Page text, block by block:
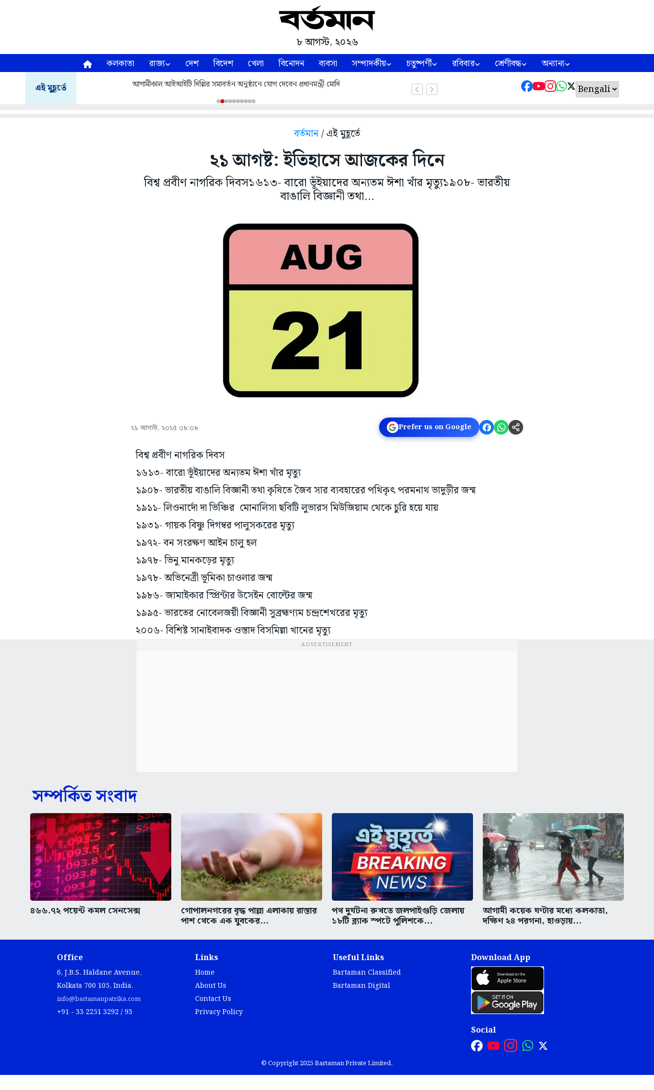
৮ আগস্ট, ২০২৬
কলকাতা রাজ্য দেশ বিদেশ খেলা বিনোদন ব্যবসা সম্পাদকীয় চতুষ্পর্ণী রবিবার শ্রেণীবদ্ধ অন্যান্য
এই মুহূর্তে আগামীকাল আইআইটি দিল্লির সমাবর্তন অনুষ্ঠানে যোগ দেবেন প্রধানমন্ত্রী মোদি
বর্তমান/ এই মুহূর্তে
২১ আগষ্ট: ইতিহাসে আজকের দিনে
বিশ্ব প্রবীণ নাগরিক দিবস১৬১৩- বারো ভূঁইয়াদের অন্যতম ঈশা খাঁর মৃত্যু১৯০৮- ভারতীয়
বাঙালি বিজ্ঞানী তথা...
২১ আগস্ট, ২০২৫ ০৮:০৮ Prefer us on Google
বিশ্ব প্রবীণ নাগরিক দিবস
১৬১৩- বারো ভূঁইয়াদের অন্যতম ঈশা খাঁর মৃত্যু
১৯০৮- ভারতীয় বাঙালি বিজ্ঞানী তথা কৃষিতে জৈব সার ব্যবহারের পথিকৃৎ পরমনাথ ভাদুড়ীর জন্ম
১৯১১- লিওনার্দো দা ভিঞ্চির মোনালিসা ছবিটি লুভারস মিউজিয়াম থেকে চুরি হয়ে যায়
১৯৩১- গায়ক বিষ্ণু দিগম্বর পালুসকরের মৃত্যু
১৯৭২- বন সংরক্ষণ আইন চালু হল
১৯৭৮- ভিনু মানকড়ের মৃত্যু
১৯৭৮- অভিনেত্রী ভূমিকা চাওলার জন্ম
১৯৮৬- জামাইকার স্প্রিন্টার উসেইন বোল্টের জন্ম
১৯৯৫- ভারতের নোবেলজয়ী বিজ্ঞানী সুব্রহ্মণ্যম চন্দ্রশেখরের মৃত্যু
২০০৬- বিশিষ্ট সানাইবাদক ওস্তাদ বিসমিল্লা খানের মৃত্যু
ADVERTISEMENT
সম্পর্কিত সংবাদ
৪৬৬.৭২ পয়েন্ট কমল সেনসেক্স গোপালনগরের বৃদ্ধ পাল্লা এলাকায় রাস্তার
পাশ থেকে এক যুবকের...
পথ দুর্ঘটনা রুখতে জলপাইগুড়ি জেলায়
১৮টি ব্ল্যাক স্পটে পুলিশকে...
আগামী কয়েক ঘণ্টার মধ্যে কলকাতা,
দক্ষিণ ২৪ পরগনা, হাওড়ায়...
Office
6, J.B.S. Haldane Avenue,
Kolkata 700 105, India.
info@bartamanpatrika.com
+91 - 33 2251 3292 / 93
Links
Home
About Us
Contact Us
Privacy Policy
Useful Links
Bartaman Classified
Bartaman Digital
Download App
Social
© Copyright 2025 Bartaman Private Limited.